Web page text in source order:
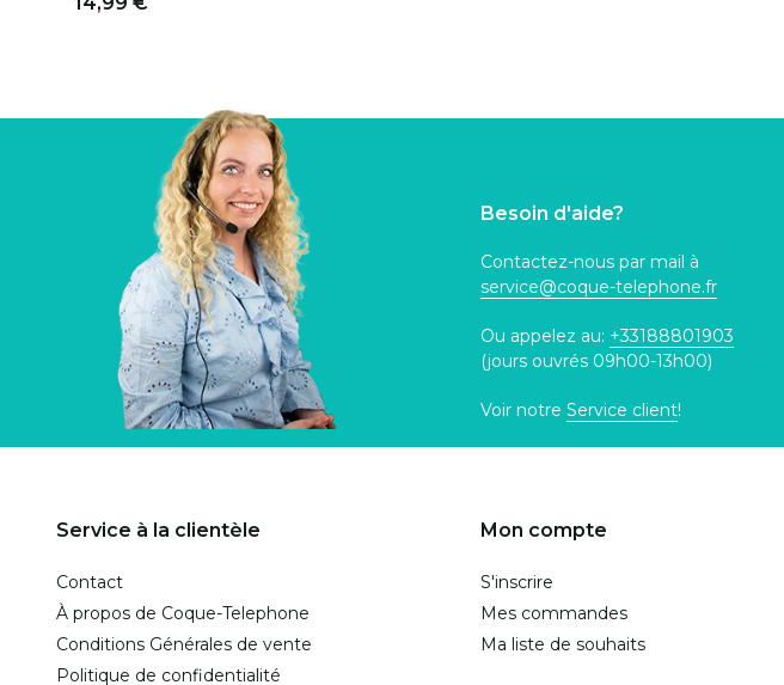
Besoin d'aide?
Contactez-nous par mail à
service@coque-telephone.fr
Ou appelez au: +33188801903
(jours ouvrés 09h00-13h00)
Voir notre Service client!
Service à la clientèle
Contact
À propos de Coque-Telephone
Conditions Générales de vente
Politique de confidentialité
Mon compte
S'inscrire
Mes commandes
Ma liste de souhaits